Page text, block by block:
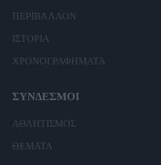
ΠΕΡΙΒΑΛΛΟΝ
ΙΣΤΟΡΙΑ
ΧΡΟΝΟΓΡΑΦΗΜΑΤΑ
ΣΥΝΔΕΣΜΟΙ
ΑΘΛΗΤΙΣΜΟΣ
ΘΕΜΑΤΑ